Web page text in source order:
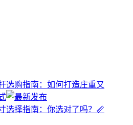
选购指南：如何打造庄重又
选择指南：你选对了吗？📏